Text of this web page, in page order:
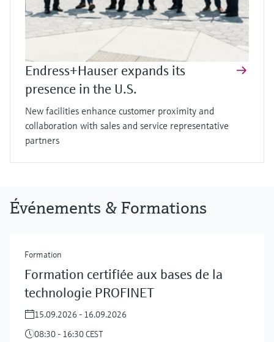
Endress+Hauser expands its
presence in the U.S.
New facilities enhance customer proximity and
collaboration with sales and service representative
partners
Événements & Formations
Formation
Formation certifiée aux bases de la
technologie PROFINET
15.09.2026 - 16.09.2026
08:30 - 16:30 CEST